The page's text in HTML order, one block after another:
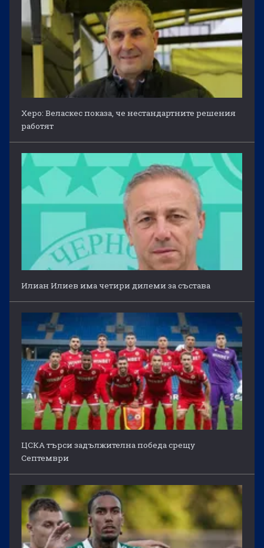
Херо: Веласкес показа, че нестандартните решения
работят
Илиан Илиев има четири дилеми за състава
ЦСКА търси задължителна победа срещу
Септември